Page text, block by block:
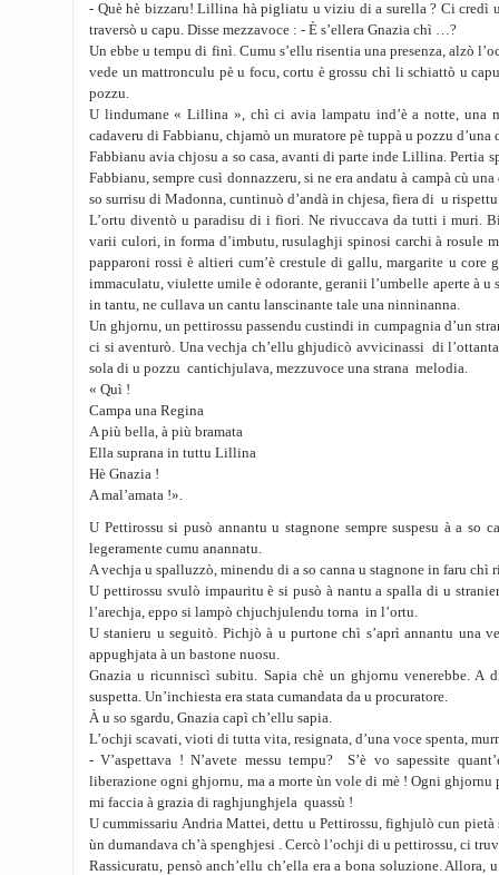
- Què hè bizzaru! Lillina hà pigliatu u viziu di a surella ? Ci credì
traversò u capu. Disse mezzavoce : - È s’ellera Gnazia chì …?
Un ebbe u tempu di finì. Cumu s’ellu risentia una presenza, alzò
vede un mattronculu pè u focu, cortu è grossu chì li schiattò u
pozzu.
U lindumane « Lillina », chì ci avia lampatu ind’è a notte, una
cadaveru di Fabbianu, chjamò un muratore pè tuppà u pozzu
Fabbianu avia chjosu a so casa, avanti di parte inde Lillina. Pertia
Fabbianu, sempre cusì donnazzeru, si ne era andatu à campà cù
so surrisu di Madonna, cuntinuò d’andà in chjesa, fiera di u
L’ortu diventò u paradisu di i fiori. Ne rivuccava da tutti i muri.
varii culori, in forma d’imbutu, rusulaghji spinosi carchi à rosule
papparoni rossi è altieri cum’è crestule di gallu, margarite u
immaculatu, viulette umile è odorante, geranii l’umbelle aperte à u
in tantu, ne cullava un cantu lanscinante tale una ninninanna.
Un ghjornu, un pettirossu passendu custindi in cumpagnia d’un
ci si aventurò. Una vechja ch’ellu ghjudicò avvicinassi di
sola di u pozzu cantichjulava, mezzuvoce una strana melodia.
« Quì !
Campa una Regina
A più bella, à più bramata
Ella suprana in tuttu Lillina
Hè Gnazia !
A mal’amata !».
U Pettirossu si pusò annantu u stagnone sempre suspesu à a so
legeramente cumu anannatu.
A vechja u spalluzzò, minendu di a so canna u stagnone in faru chì
U pettirossu svulò impauritu è si pusò à nantu a spalla di u
l’arechja, eppo si lampò chjuchjulendu torna in l’ortu.
U stanieru u seguitò. Pichjò à u purtone chì s’aprì annantu una
appughjata à un bastone nuosu.
Gnazia u ricunniscì subitu. Sapia chè un ghjornu venerebbe. A
suspetta. Un’inchiesta era stata cumandata da u procuratore.
À u so sgardu, Gnazia capì ch’ellu sapia.
L’ochji scavati, vioti di tutta vita, resignata, d’una voce spenta,
- V’aspettava ! N’avete messu tempu? S’è vo sapessite
liberazione ogni ghjornu, ma a morte ùn vole di mè ! Ogni ghjornu
mi faccia à grazia di raghjunghjela quassù !
U cummissariu Andria Mattei, dettu u Pettirossu, fighjulò cun
ùn dumandava ch’à spenghjesi . Cercò l’ochji di u pettirossu, ci
Rassicuratu, pensò anch’ellu ch’ella era a bona soluzione. Allora,